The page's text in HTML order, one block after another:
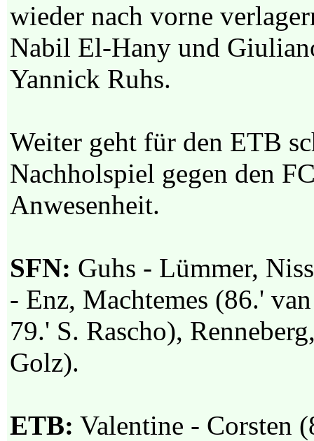
wieder nach vorne
Nabil El-Hany und
Yannick Ruhs.
Weiter geht für den ETB
Nachholspiel gegen den
Anwesenheit.
SFN: Guhs - Lümmer,
- Enz, Machtemes (86.'
79.' S. Rascho),
Golz).
ETB: Valentine - Corsten